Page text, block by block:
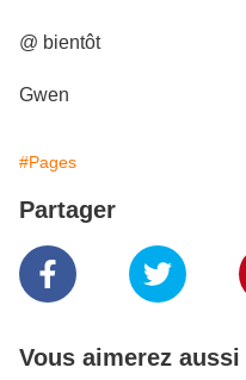
@ bientôt
Gwen
#Pages
Partager
Vous aimerez aussi